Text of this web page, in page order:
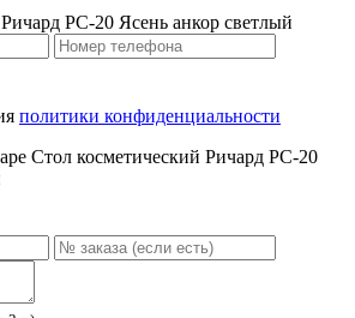
РС-20 Ясень анкор светлый
политики конфиденциальности
Стол косметический Ричард РС-20